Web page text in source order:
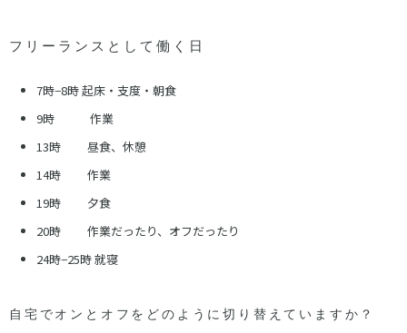
フリーランスとして働く日
7時−8時 起床・支度・朝食
9時 作業
13時 昼食、休憩
14時 作業
19時 夕食
20時 作業だったり、オフだったり
24時−25時 就寝
自宅でオンとオフをどのように切り替えていますか？